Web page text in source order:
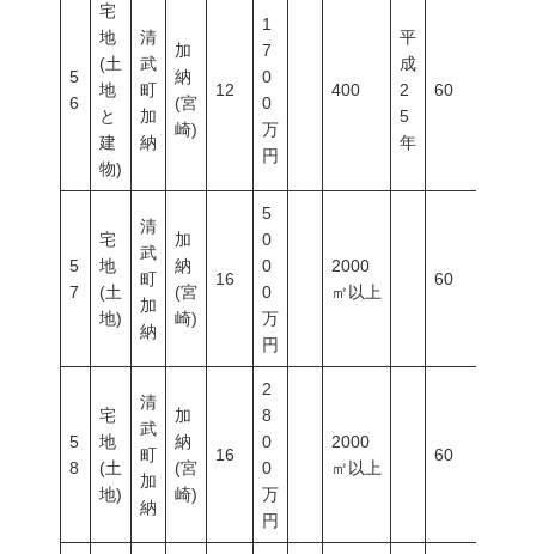
5
6
宅
地
(土
地
と
建
物)
清
武
町
加
納
加
納
(宮
崎)
12
1
7
0
0
万
円
400
平
成
2
5
年
60
5
7
宅
地
(土
地)
清
武
町
加
納
加
納
(宮
崎)
16
5
0
0
0
万
円
2000
㎡以上
60
5
8
宅
地
(土
地)
清
武
町
加
納
加
納
(宮
崎)
16
2
8
0
0
万
円
2000
㎡以上
60